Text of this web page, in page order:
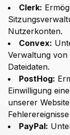
Clerk:
Nutzerkonten.
Convex:
Verwaltung
Dateidaten.
PostHog:
Einwilligung
unserer
PayPal: